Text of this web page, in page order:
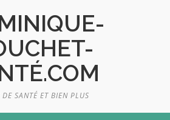
SANTÉ ET BIEN PLUS